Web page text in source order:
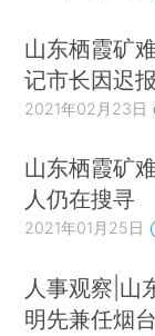
山东栖霞矿
记市长因迟
2021年02月23日
山东栖霞矿
人仍在搜寻
2021年01月25日
人事观察|山
明先兼任烟